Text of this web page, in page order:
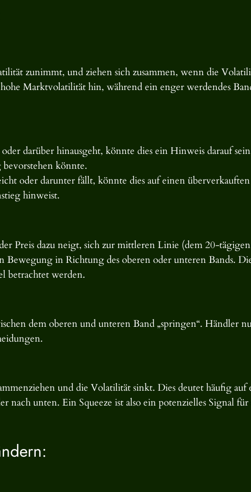
zunimmt, und ziehen sich zusammen, wenn die
Marktvolatilität hin, während ein enger werdendes
darüber hinausgeht, könnte dies ein Hinweis darauf
könnte.
oder darunter fällt, könnte dies auf einen
hinweist.
Preis dazu neigt, sich zur mittleren Linie (dem 20-
Bewegung in Richtung des oberen oder unteren Bands.
betrachtet werden.
dem oberen und unteren Band „springen“. Händler
und die Volatilität sinkt. Dies deutet häufig auf
nach unten. Ein Squeeze ist also ein potenzielles Signal